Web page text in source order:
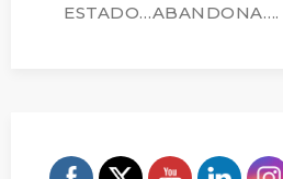
ESTADO…ABANDONA….